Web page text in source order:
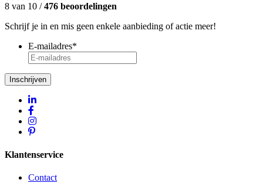
8 van 10 /476 beoordelingen
Schrijf je in en mis geen enkele aanbieding of actie meer!
E-mailadres*
Inschrijven
Klantenservice
Contact